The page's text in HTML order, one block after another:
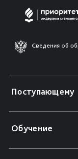
Сведения об
Поступающему
Обучение